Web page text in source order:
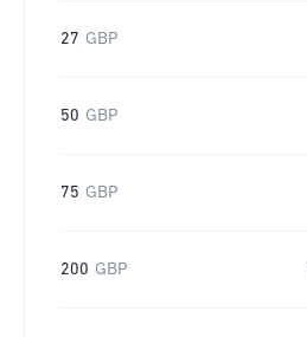
27 GBP
50 GBP
75 GBP
200 GBP